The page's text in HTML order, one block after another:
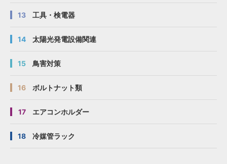
13 工具・検電器
14 太陽光発電設備関連
15 鳥害対策
16 ボルトナット類
17 エアコンホルダー
18 冷媒管ラック